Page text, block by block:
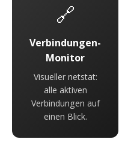
🔗
Verbindungen-
Monitor
Visueller netstat:
alle aktiven
Verbindungen auf
einen Blick.